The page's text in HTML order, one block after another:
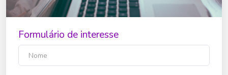
Formulário de interesse